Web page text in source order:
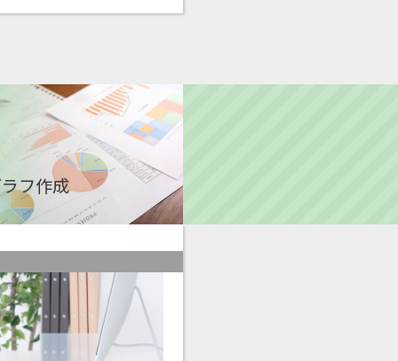
フ作成